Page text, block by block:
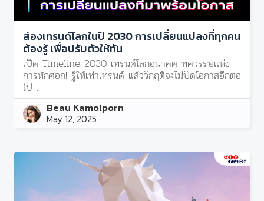
ส่องเทรนด์โลกในปี 2030 การเปลี่ยนแปลงที่ทุกคน
ต้องรู้ เพื่อปรับตัวให้ทัน
เปิด Timeline 2030 เทรนด์โลกอนาคต ทศวรรษแห่ง
การหักศอก! รู้ให้เท่าเทรนด์ แล้ววิกฤติจะไม่ปิดโอกาสอีกต่อ
ไป ..
Beau Kamolporn
May 12, 2025